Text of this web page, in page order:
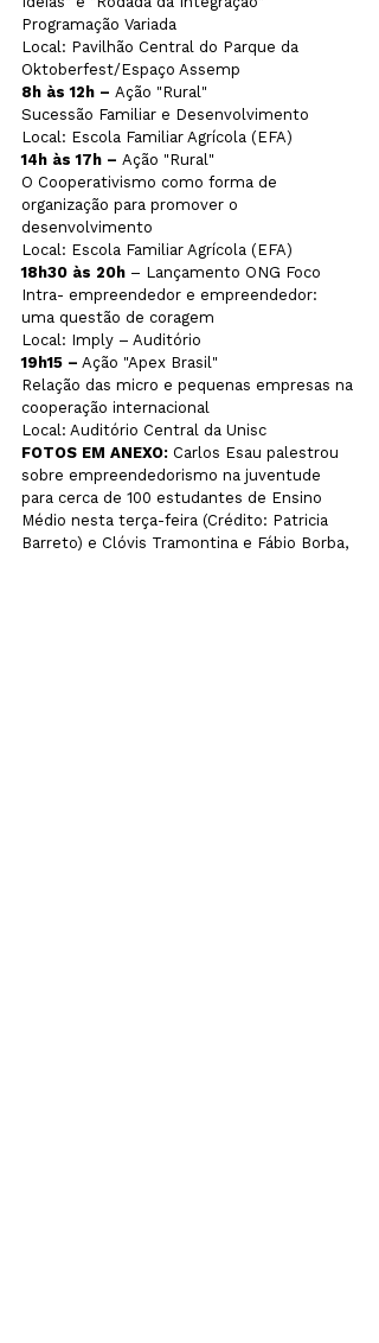
Programação Variada
Local: Pavilhão Central do Parque da
Oktoberfest/Espaço Assemp
8h às 12h – Ação "Rural"
Sucessão Familiar e Desenvolvimento
Local: Escola Familiar Agrícola (EFA)
14h às 17h – Ação "Rural"
O Cooperativismo como forma de
organização para promover o
desenvolvimento
Local: Escola Familiar Agrícola (EFA)
18h30 às 20h – Lançamento ONG Foco
Intra- empreendedor e empreendedor:
uma questão de coragem
Local: Imply – Auditório
19h15 – Ação "Apex Brasil"
Relação das micro e pequenas empresas na
cooperação internacional
Local: Auditório Central da Unisc
FOTOS EM ANEXO: Carlos Esau palestrou
sobre empreendedorismo na juventude
para cerca de 100 estudantes de Ensino
Médio nesta terça-feira (Crédito: Patricia
Barreto) e Clóvis Tramontina e Fábio Borba,